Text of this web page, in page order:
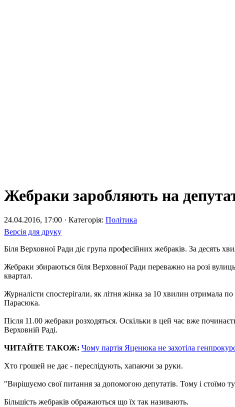
Жебраки заробляють на
24.04.2016, 17:00 · Категорія: Політика
Версія для друку
Біля Верховної Ради діє група професійних жебраків. За десять
Жебраки збираються біля Верховної Ради переважно на розі
квартал.
Журналісти спостерігали, як літня жінка за 10 хвилин отримала
Парасюка.
Після 11.00 жебраки розходяться. Оскільки в цей час вже
Верховній Раді.
ЧИТАЙТЕ ТАКОЖ: Чому партія Яценюка не захотіла
Хто грошей не дає - переслідують, хапаючи за руки.
"Вирішуємо свої питання за допомогою депутатів. Тому і стоїмо
Більшість жебраків ображаються що їх так називають.